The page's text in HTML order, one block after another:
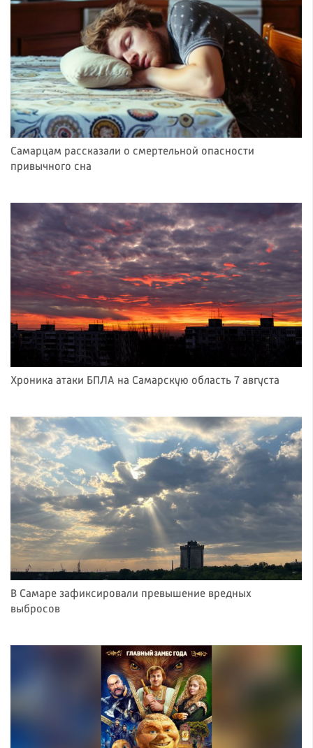
Самарцам рассказали о смертельной опасности
привычного сна
Хроника атаки БПЛА на Самарскую область 7 августа
В Самаре зафиксировали превышение вредных
выбросов